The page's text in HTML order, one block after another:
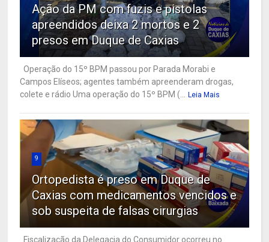
Ação da PM com fuzis e pistolas
apreendidos deixa 2 mortos e 2
presos em Duque de Caxias
Operação do 15º BPM passou por Parada Morabi e
Campos Elíseos; agentes também apreenderam drogas,
colete e rádio Uma operação do 15º BPM (...
Leia Mais
9
Ortopedista é preso em Duque de
Caxias com medicamentos vencidos e
sob suspeita de falsas cirurgias
Fiscalização da Delegacia do Consumidor ocorreu no